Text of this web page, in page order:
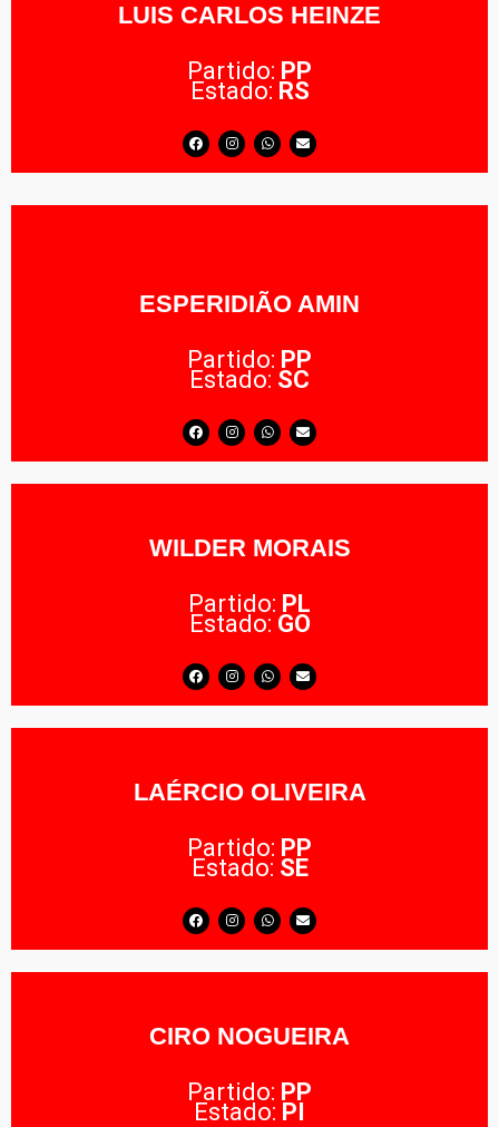
LUIS CARLOS HEINZE
Partido: PP
Estado: RS
ESPERIDIÃO AMIN
Partido: PP
Estado: SC
WILDER MORAIS
Partido: PL
Estado: GO
LAÉRCIO OLIVEIRA
Partido: PP
Estado: SE
CIRO NOGUEIRA
Partido: PP
Estado: PI